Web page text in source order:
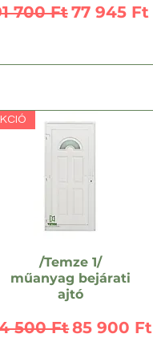
ár
700 FtAkciós ár
77 945 Ft
/Temze 1/
műanyag bejárati
ajtó
ár
500 FtAkciós ár
85 900 Ft